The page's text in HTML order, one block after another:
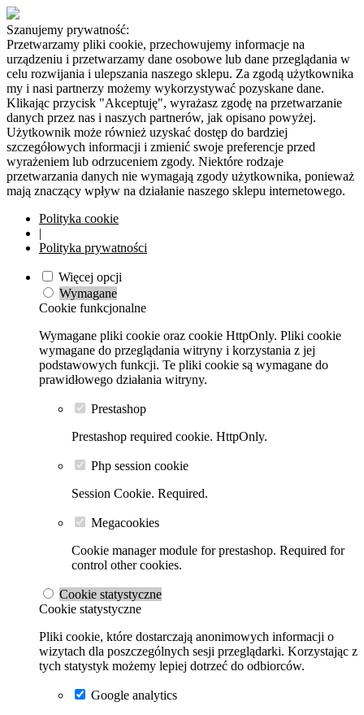
Szanujemy prywatność:
Przetwarzamy pliki cookie, przechowujemy informacje na
urządzeniu i przetwarzamy dane osobowe lub dane przeglądania w
celu rozwijania i ulepszania naszego sklepu. Za zgodą użytkownika
my i nasi partnerzy możemy wykorzystywać pozyskane dane.
Klikając przycisk "Akceptuję", wyrażasz zgodę na przetwarzanie
danych przez nas i naszych partnerów, jak opisano powyżej.
Użytkownik może również uzyskać dostęp do bardziej
szczegółowych informacji i zmienić swoje preferencje przed
wyrażeniem lub odrzuceniem zgody. Niektóre rodzaje
przetwarzania danych nie wymagają zgody użytkownika, ponieważ
mają znaczący wpływ na działanie naszego sklepu internetowego.
Polityka cookie
|
Polityka prywatności
Więcej opcji
Wymagane
Cookie funkcjonalne
Wymagane pliki cookie oraz cookie HttpOnly. Pliki cookie
wymagane do przeglądania witryny i korzystania z jej
podstawowych funkcji. Te pliki cookie są wymagane do
prawidłowego działania witryny.
Prestashop
Prestashop required cookie. HttpOnly.
Php session cookie
Session Cookie. Required.
Megacookies
Cookie manager module for prestashop. Required for
control other cookies.
Cookie statystyczne
Cookie statystyczne
Pliki cookie, które dostarczają anonimowych informacji o
wizytach dla poszczególnych sesji przeglądarki. Korzystając z
tych statystyk możemy lepiej dotrzeć do odbiorców.
Google analytics